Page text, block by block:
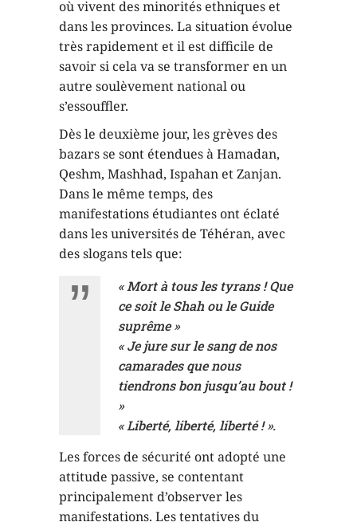
où vivent des minorités ethniques et
dans les provinces. La situation évolue
très rapidement et il est difficile de
savoir si cela va se transformer en un
autre soulèvement national ou
s’essouffler.
Dès le deuxième jour, les grèves des
bazars se sont étendues à Hamadan,
Qeshm, Mashhad, Ispahan et Zanjan.
Dans le même temps, des
manifestations étudiantes ont éclaté
dans les universités de Téhéran, avec
des slogans tels que:
« Mort à tous les tyrans ! Que
ce soit le Shah ou le Guide
suprême »
« Je jure sur le sang de nos
camarades que nous
tiendrons bon jusqu’au bout !
»
« Liberté, liberté, liberté ! ».
Les forces de sécurité ont adopté une
attitude passive, se contentant
principalement d’observer les
manifestations. Les tentatives du